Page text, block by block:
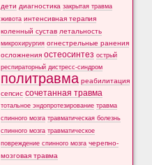
дети диагностика закрытая травма
живота интенсивная терапия
коленный сустав летальность
микрохирургия огнестрельные ранения
осложнения остеосинтез острый
респираторный дистресс-синдром
политравма реабилитация
сепсис сочетанная травма
тотальное эндопротезирование травма
спинного мозга травматическая болезнь
спинного мозга травматическое
повреждение спинного мозга черепно-
мозговая травма